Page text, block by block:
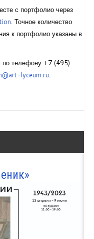
с портфолио через
. Точное количество
к портфолио указаны в
по телефону +7 (495)
lyceum.ru.